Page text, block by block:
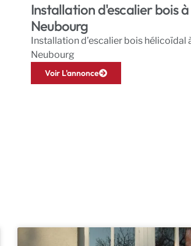
Installation d'escalier bois à
Neubourg
Installation d’escalier bois hélicoïdal
Neubourg
Voir L'annonce